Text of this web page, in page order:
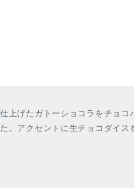
上げたガトーショコラをチョ
。アクセントに生チョコダイス